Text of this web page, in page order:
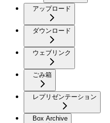
アップロード
ダウンロード
ウェブリンク
ごみ箱
レプリゼンテーション
Box Archive